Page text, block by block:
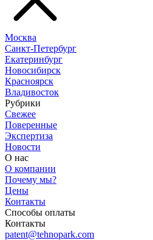
Москва
Санкт-Петербург
Екатеринбург
Новосибирск
Красноярск
Владивосток
Рубрики
Свежее
Поверенные
Экспертиза
Новости
О нас
О компании
Почему мы?
Цены
Контакты
Способы оплаты
Контакты
patent@tehnopark.com